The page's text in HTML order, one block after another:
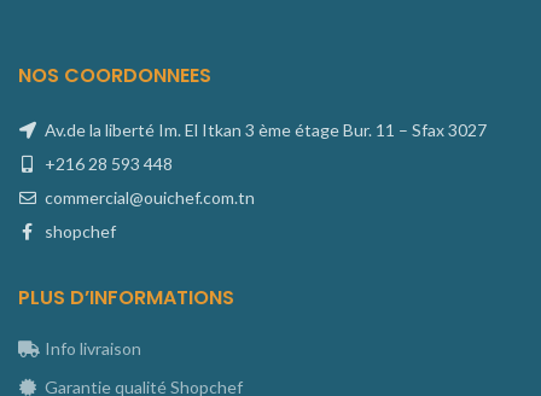
NOS COORDONNEES
Av.de la liberté Im. El Itkan 3 ème étage Bur. 11 – Sfax 3027
+216 28 593 448
commercial@ouichef.com.tn
shopchef
PLUS D’INFORMATIONS
Info livraison
Garantie qualité Shopchef